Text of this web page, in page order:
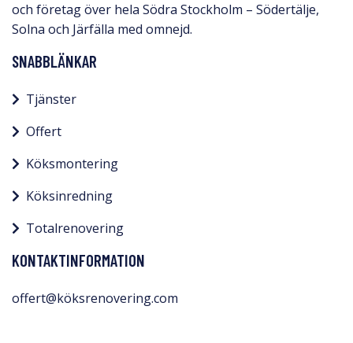
och företag över hela Södra Stockholm – Södertälje,
Solna och Järfälla med omnejd.​
SNABBLÄNKAR
Tjänster
Offert
Köksmontering
Köksinredning
Totalrenovering
KONTAKTINFORMATION
offert@köksrenovering.com